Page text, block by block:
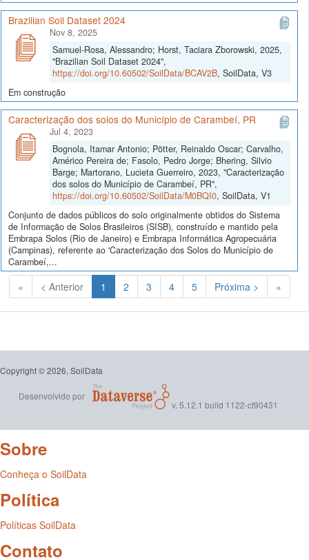
Brazilian Soil Dataset 2024
Nov 8, 2025
Samuel-Rosa, Alessandro; Horst, Taciara Zborowski, 2025,
"Brazilian Soil Dataset 2024",
https://doi.org/10.60502/SoilData/BCAV2B, SoilData, V3
Em construção
Caracterização dos solos do Município de Carambeí, PR
Jul 4, 2023
Bognola, Itamar Antonio; Pötter, Reinaldo Oscar; Carvalho,
Américo Pereira de; Fasolo, Pedro Jorge; Bhering, Silvio
Barge; Martorano, Lucieta Guerreiro, 2023, "Caracterização
dos solos do Município de Carambeí, PR",
https://doi.org/10.60502/SoilData/M0BQI0, SoilData, V1
Conjunto de dados públicos do solo originalmente obtidos do Sistema
de Informação de Solos Brasileiros (SISB), construído e mantido pela
Embrapa Solos (Rio de Janeiro) e Embrapa Informática Agropecuária
(Campinas), referente ao 'Caracterização dos Solos do Município de
Carambeí,...
« < Anterior 1 (Atual)
2 3 4 5 Próxima > »
Copyright © 2026, SoilData
Desenvolvido por
v. 5.12.1 build 1122-cf90431
Sobre
Conheça o SoilData
Política
Políticas SoilData
Contato